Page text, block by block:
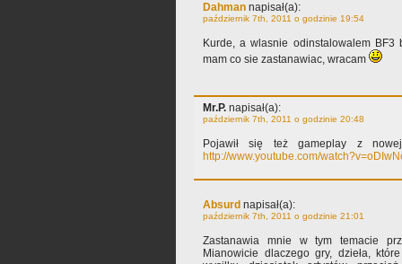
Dahman napisał(a):
październik 7th, 2011 o godzinie 19:54
Kurde, a wlasnie odinstalowalem
mam co sie zastanawiac, wracam
Mr.P. napisał(a):
październik 7th, 2011 o godzinie 20:48
Pojawił się też gameplay z
http://www.youtube.com/
Absurd napisał(a):
październik 7th, 2011 o godzinie 21:01
Zastanawia mnie w tym temacie
Mianowicie dlaczego gry, dzieła,